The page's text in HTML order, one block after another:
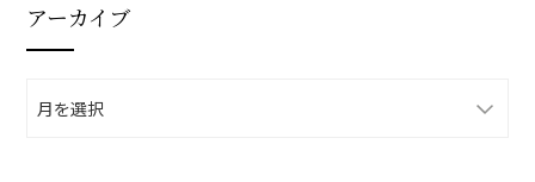
アーカイブ
ー